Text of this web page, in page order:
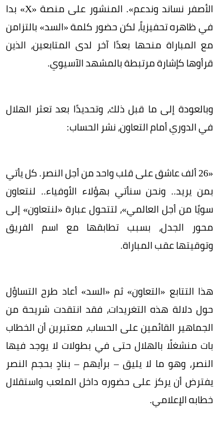
الأصفر نساند وندعم». المنشور على منصة «X» بدا
في ظاهره تحفيزياً، لكن حضور كلمة «السد» بالتزامن
مع المباراة منحها بعدًا آخر لدى المتابعين، الذين
قرأوها كإشارة مرتبطة بالمشهد الآسيوي.
وبالعودة إلى ما قبل ذلك، وتحديدًا بعد تعثر الهلال
في الدوري أمام التعاون، نشر الحساب:
«26 ألف عاشق على قلب واحد من أجل النصر. كل يأتي
بمن يريد.. ونحن سنأتي بهؤلاء الأوفياء.. لنتعاون
سويًا من أجل العالمي»، لتتحول عبارة «لنتعاون» إلى
محور الجدل، بسبب تطابقها مع اسم الفريق
وتوقيتها عقب المباراة.
هذا التتابع «التعاون» ثم «السد» أعاد طرح التساؤل
حول دلالة هذه التغريدات، فقد انتقدت شريحة من
الجماهير القائمين على الحساب، معتبرين أن الخطاب
بات منشغلًا بالهلال حتى في بطولات لا يوجد فيها
النصر، وهو ما لا يليق – برأيهم – بنادٍ بحجم النصر
يفترض أن يركز على حضوره داخل الملعب واستقلال
خطابه الإعلامي.